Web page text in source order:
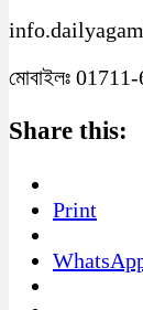
মোবাইলঃ
Share this:
Print